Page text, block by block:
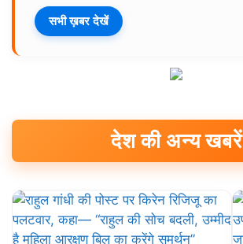
सभी ख़बर देखें
देश की अन्य खबरें